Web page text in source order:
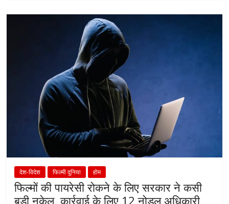
देश-विदेश फिल्मी दुनिया होम
फिल्मों की पायरेसी रोकने के लिए सरकार ने कसी
बड़ी नकेल, कार्रवाई के लिए 12 नोडल अधिकारी